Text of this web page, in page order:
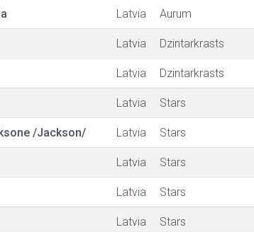
Latvia Aurum
Latvia Dzintarkrasts
Latvia Dzintarkrasts
Latvia Stars
/Jackson/ Latvia Stars
Latvia Stars
Latvia Stars
Latvia Stars